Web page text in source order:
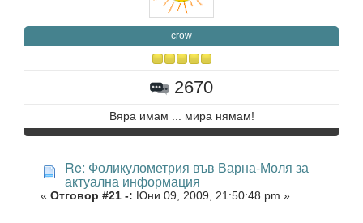
crow
2670
Вяра имам ... мира нямам!
Re: Фоликулометрия във Варна-Моля за
актуална информация
« Отговор #21 -: Юни 09, 2009, 21:50:48 pm »